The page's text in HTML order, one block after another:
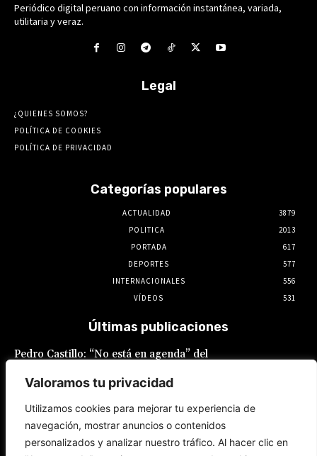
Valoramos tu privacidad
Utilizamos cookies para mejorar tu experiencia de
navegación, mostrar anuncios o contenidos
personalizados y analizar nuestro tráfico. Al hacer clic en
Periódico digital peruano con información instantánea, variada,
utilitaria y veraz.
Legal
¿QUIENES SOMOS?
POLÍTICA DE COOKIES
POLÍTICA DE PRIVACIDAD
Categorías populares
ACTUALIDAD
3879
POLITICA
2013
PORTADA
617
DEPORTES
577
INTERNACIONALES
556
VÍDEOS
531
Últimas publicaciones
Pedro Castillo: “No está en agenda” del
Luis Galarreta
Keiko Fujimori ofrece «escudo total» a la
Policía Nacional en la lucha contra la